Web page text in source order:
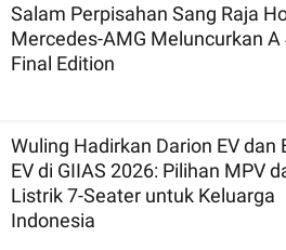
Salam Perpisahan Sang Raja
Mercedes-AMG Meluncurkan A
Final Edition
Wuling Hadirkan Darion EV dan
EV di GIIAS 2026: Pilihan MPV
Listrik 7-Seater untuk Keluarga
Indonesia